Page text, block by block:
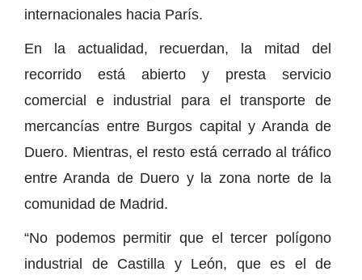
internacionales hacia París.
En la actualidad, recuerdan, la mitad del
recorrido está abierto y presta servicio
comercial e industrial para el transporte de
mercancías entre Burgos capital y Aranda de
Duero. Mientras, el resto está cerrado al tráfico
entre Aranda de Duero y la zona norte de la
comunidad de Madrid.
“No podemos permitir que el tercer polígono
industrial de Castilla y León, que es el de